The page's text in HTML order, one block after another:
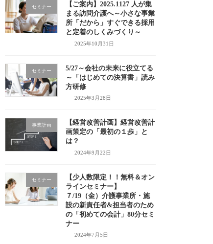
セミナー
【ご案内】2025.1127 人が集
まる訪問介護へ～小さな事業
所「だから」すぐできる採用
と定着のしくみづくり～
2025年10月31日
セミナー
5/27～会社の未来に役立てる
～「はじめての決算書」読み
方研修
2025年3月28日
事業計画
【経営改善計画】経営改善計
画策定の「最初の１歩」と
は？
2024年9月22日
セミナー
【少人数限定！！無料＆オン
ラインセミナー】
７/19（金）介護事業所・施
設の新責任者&担当者のため
の「初めての会計」80分セミ
ナー
2024年7月5日